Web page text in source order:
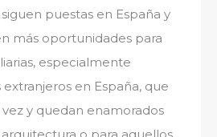
puestas en España y
más oportunidades para
especialmente
extranjeros en España, que
y quedan enamorados